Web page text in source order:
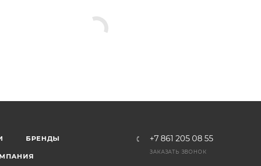
БРЕНДЫ +7 861 205 08 55
ЗАКАЗАТЬ ЗВОНОК